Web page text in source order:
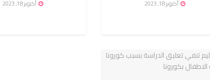
أكتوبر 18, 2023 أكتوبر 18, 2023